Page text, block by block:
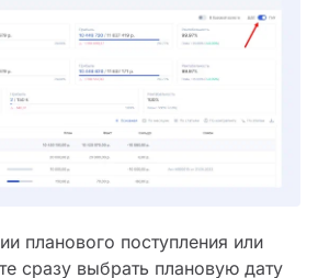
планового поступления или
сразу выбрать плановую дату